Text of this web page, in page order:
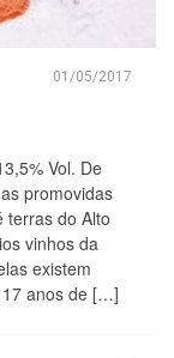
01/05/2017
Vol. De
promovidas
terras do Alto
vinhos da
existem
anos de […]